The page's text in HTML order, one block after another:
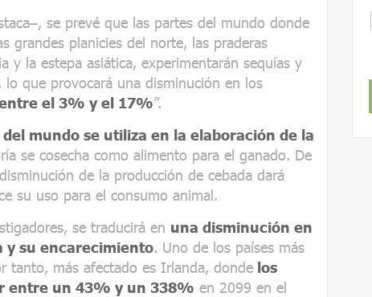
se prevé que las partes del mundo donde
grandes planicies del norte, las praderas
y la estepa asiática, experimentarán sequías y
lo que provocará una disminución en los
el 3% y el 17%”.
mundo se utiliza en la elaboración de la
se cosecha como alimento para el ganado. De
de la producción de cebada dará
su uso para el consumo animal.
se traducirá en una disminución en
y su encarecimiento. Uno de los países más
tanto, más afectado es Irlanda, donde los
entre un 43% y un 338% en 2099 en el